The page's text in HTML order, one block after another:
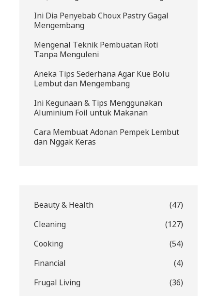
Ini Dia Penyebab Choux Pastry Gagal
Mengembang
Mengenal Teknik Pembuatan Roti
Tanpa Menguleni
Aneka Tips Sederhana Agar Kue Bolu
Lembut dan Mengembang
Ini Kegunaan & Tips Menggunakan
Aluminium Foil untuk Makanan
Cara Membuat Adonan Pempek Lembut
dan Nggak Keras
Beauty & Health
(47)
Cleaning
(127)
Cooking
(54)
Financial
(4)
Frugal Living
(36)